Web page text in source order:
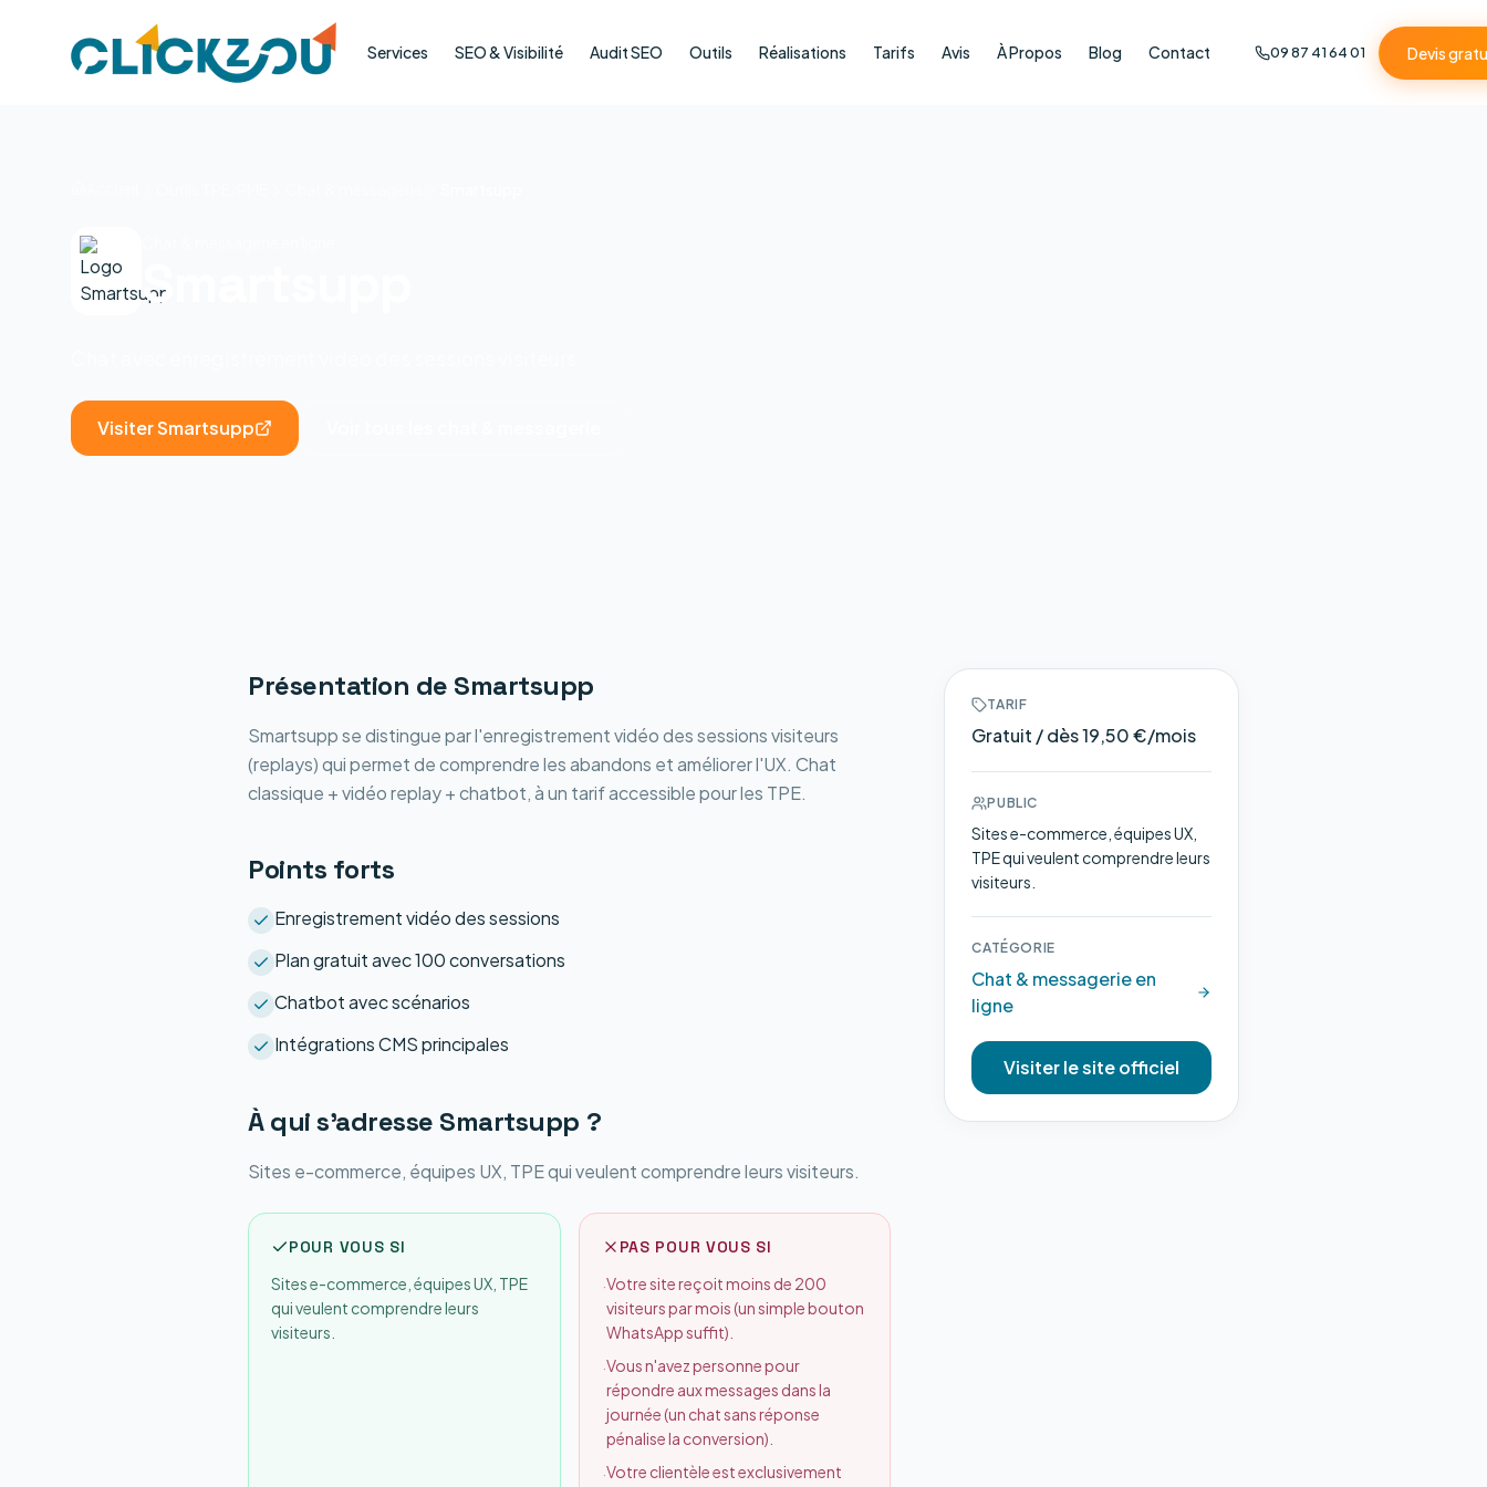
Services SEO & Visibilité Audit SEO Outils Réalisations Tarifs Avis À Propos Blog Contact 09 87 41 64 01 Devis
Smartsupp
VisiterSmartsupp
Présentation de Smartsupp
Smartsupp se distingue par l'enregistrement vidéo des sessions visiteurs
(replays) qui permet de comprendre les abandons et améliorer l'UX. Chat
classique + vidéo replay + chatbot, à un tarif accessible pour les TPE.
Points forts
Enregistrement vidéo des sessions
Plan gratuit avec 100 conversations
Chatbot avec scénarios
Intégrations CMS principales
À qui s'adresse Smartsupp ?
Sites e-commerce, équipes UX, TPE qui veulent comprendre leurs visiteurs.
POUR VOUS SI
Sites e-commerce, équipes UX, TPE
qui veulent comprendre leurs
visiteurs.
PAS POUR VOUS SI
·Votre site reçoit moins de 200
visiteurs par mois (un simple bouton
WhatsApp suffit).
·Vous n'avez personne pour
répondre aux messages dans la
journée (un chat sans réponse
pénalise la conversion).
·Votre clientèle est exclusivement
TARIF
Gratuit / dès 19,50 €/mois
PUBLIC
Sites e-commerce, équipes UX,
TPE qui veulent comprendre leurs
visiteurs.
CATÉGORIE
Chat & messagerie en
ligne
Visiter le site officiel